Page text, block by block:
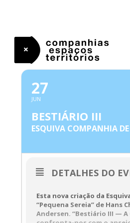
JUNHO, 2026
27
JUN
BESTIÁRIO III
ESQUIVA COMPANHIA
DETALHES DO
Esta nova criação da
“Pequena Sereia” de Hans
Andersen. “Bestiário III — A